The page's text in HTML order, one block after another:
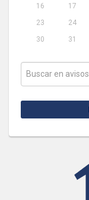
16
17
23
24
30
31